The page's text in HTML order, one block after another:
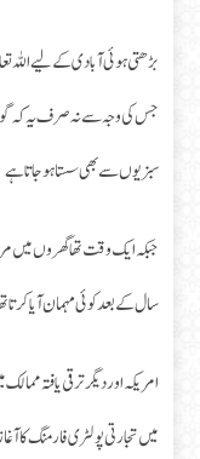
بڑھتی ہوئی آبادی کے لیے
جس کی وجہ سے نہ صرف یہ کہ گوشت
سبزیوں سے بھی سستا ہو جاتا ہے
جبکہ ایک وقت تھا گھروں میں
سال کے بعد کوئی مہمان آیا کرتا
میں تجارتی پولٹری فارمنگ کا آغاز 1963ءمیں